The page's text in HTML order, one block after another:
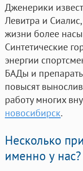
Дженерики
Левитра и
жизни более
Синтетические
энергии
БАДы и
повысят
работу многих
новосибирск.
Несколько
именно у нас?